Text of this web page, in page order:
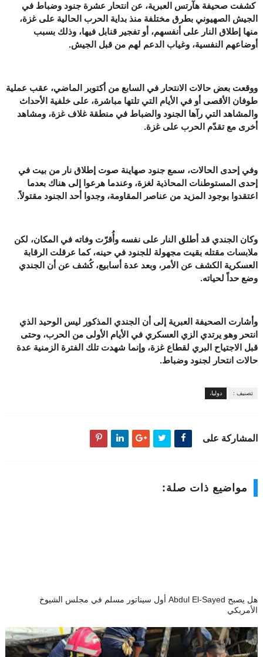
كشفت صحيفة هآرتس العبرية، عن انتحار عشرة جنود وضباط في
الجيش الصهيوني بطرق مختلفة منذ بداية الحرب الحالية على غزة،
منها إطلاق النار على أنفسهم، أو تفجير قنابل فيها، وذلك بسبب
أوضاعهم النفسية، وغياب الدعم لهم من قبل الجيش.
ووقعت بعض حالات الانتحار في السابع من أكتوبر الماضي، عقب عملية
طوفان الأقصى أو في الأيام التي تلتها مباشرة، على خلفية الأحداث
والمشاهد التي رآها الجنود والضباط في منطقة غلاف غزة، ومشاهد
أخرى مع تقدّم الحرب على غزة.
وفي إحدى الحالات، سمع جنود صهاينة صوت إطلاق نار من بيت في
إحدى المستوطنات المحاذية لغزة، وعندما هرعوا إلى هناك بعدما
اعتقدوا بوجود المزيد من عناصر المقاومة، وجدوا أحد الجنود مقتولاً.
وكان الجندي قد أطلق النار على نفسه وأُقرّت وفاته في المكان، لكن
ملابسات مقتله بقيت مجهولة للجنود في حينه، كما عرقلت الرقابة
العسكرية الكشف عن الأمر، وبعد عدة أسابيع، كُشف عن أن الجندي
وضع حداً لحياته.
وأشارت الصحيفة العبرية إلى أن الجندي المذكور ليس الوحيد الذي
انتحر وهو يرتدي الزي العسكري في الأيام الأولى من الحرب، وحتى
قبل الاجتياح البري لقطاع غزة، وإنما شهدت تلك الفترة الزمنية عدة
حالات انتحار لجنود وضباط.
تصنيف : دوليا،
المشاركة على
مواضيع ذات صلة:
هل يصبح Abdul El-Sayed أول سيناتور مسلم في مجلس الشيوخ
الأمريكي